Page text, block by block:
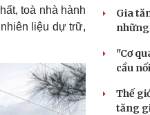
toà nhà hành
liệu dự trữ,
Gia
"Cơ
cầu
Thế
tăng